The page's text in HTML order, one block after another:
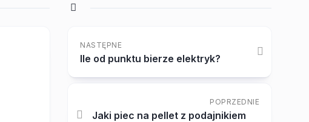
NASTĘPNE
Ile od punktu bierze elektryk?
POPRZEDNIE
Jaki piec na pellet z podajnikiem